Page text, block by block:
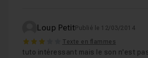
Loup Petit Publié le 12/03/2014
3 Texte en flammes
tuto intéressant mais le son n'est